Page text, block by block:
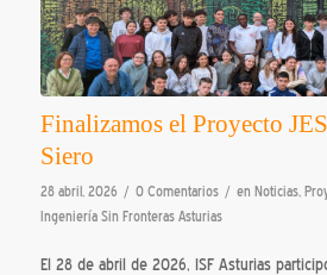
Finalizamos el Proyecto
Siero
28 abril, 2026 / 0 Comentarios / en Noticias,
Ingeniería Sin Fronteras Asturias
El 28 de abril de 2026, ISF Asturias